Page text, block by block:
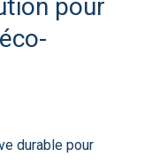
pour
durable pour